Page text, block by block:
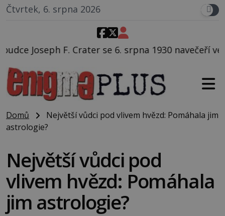
Čtvrtek, 6. srpna 2026
6. srpna 1930 navečeří ve své oblíbené
Domů
Největší vůdci pod vlivem hvězd: Pomáhala jim
astrologie?
Největší vůdci pod
vlivem hvězd: Pomáhala
jim astrologie?